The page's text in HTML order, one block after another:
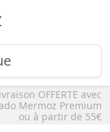
OFFERTE avec
Mermoz Premium
ou à partir de 55€